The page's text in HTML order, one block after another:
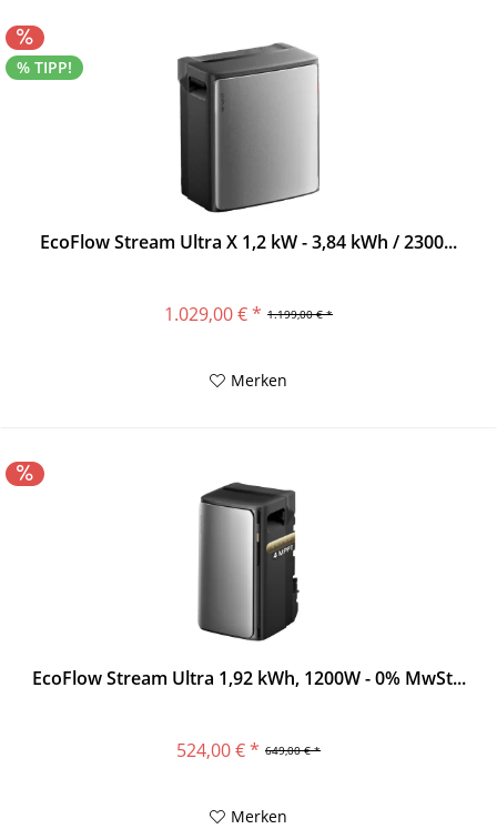
% TIPP!
EcoFlow Stream Ultra X 1,2 kW - 3,84 kWh / 2300...
1.199,00 € *
1.029,00 € *
Merken
EcoFlow Stream Ultra 1,92 kWh, 1200W - 0% MwSt...
649,00 € *
524,00 € *
Merken